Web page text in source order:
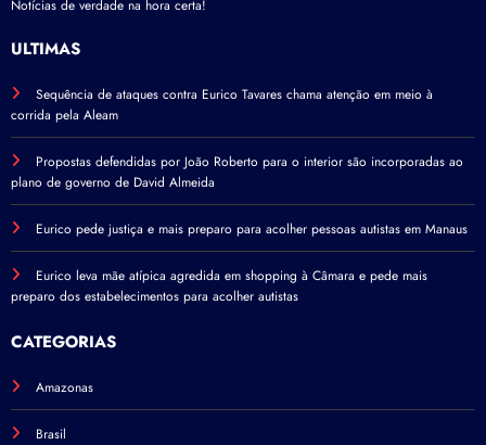
Notícias de verdade na hora certa!
ÚLTIMAS
Sequência de ataques contra Eurico Tavares chama atenção em meio à
corrida pela Aleam
Propostas defendidas por João Roberto para o interior são incorporadas ao
plano de governo de David Almeida
Eurico pede justiça e mais preparo para acolher pessoas autistas em Manaus
Eurico leva mãe atípica agredida em shopping à Câmara e pede mais
preparo dos estabelecimentos para acolher autistas
CATEGORIAS
Amazonas
Brasil